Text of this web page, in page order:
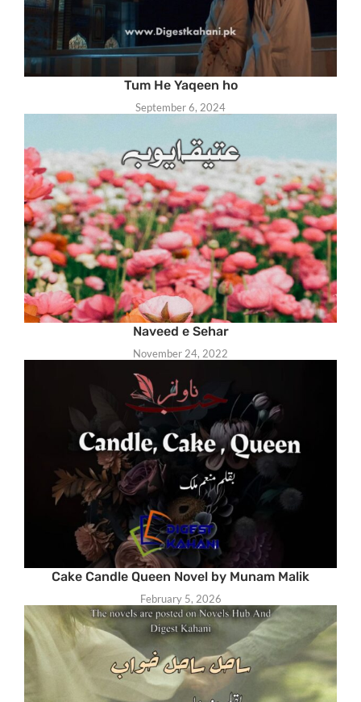
Tum He Yaqeen ho
September 6, 2024
Naveed e Sehar
November 24, 2022
Cake Candle Queen Novel by Munam Malik
February 5, 2026